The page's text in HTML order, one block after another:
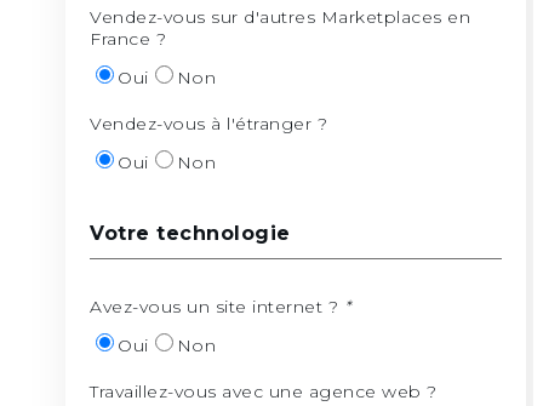
Vendez-vous sur d'autres Marketplaces en
France ?
Oui
Non
Vendez-vous à l'étranger ?
Oui
Non
Votre technologie
Avez-vous un site internet ? *
Oui
Non
Travaillez-vous avec une agence web ?